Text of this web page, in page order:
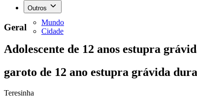
Outros
Mundo
Cidade
Geral
Adolescente de 12 anos estupra
garoto de 12 ano estupra grávida
Teresinha